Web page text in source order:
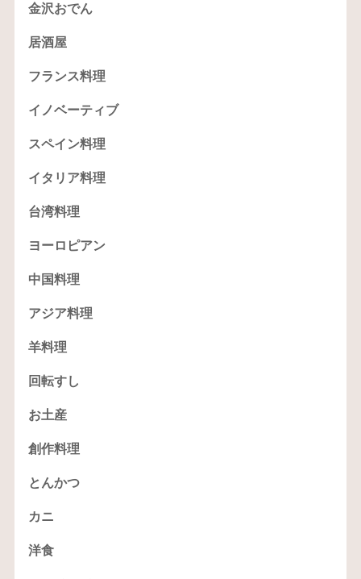
金沢おでん
居酒屋
フランス料理
イノベーティブ
スペイン料理
イタリア料理
台湾料理
ヨーロピアン
中国料理
アジア料理
羊料理
回転すし
お土産
創作料理
とんかつ
カニ
洋食